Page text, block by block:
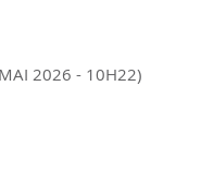
2026 - 10H22)